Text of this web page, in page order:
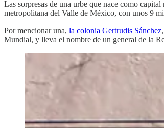
Las sorpresas de una urbe que nace como
metropolitana del Valle de México, con unos 9
Por mencionar una, la colonia Gertrudis Sánchez
Mundial, y lleva el nombre de un general de la